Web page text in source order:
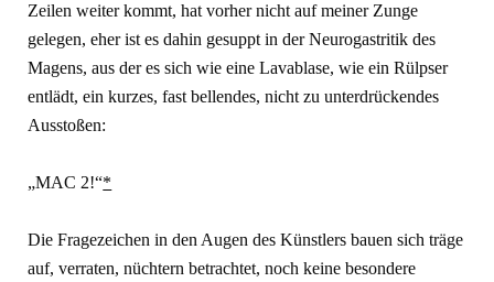
Zeilen weiter kommt, hat vorher nicht auf meiner Zunge
gelegen, eher ist es dahin gesuppt in der Neurogastritik des
Magens, aus der es sich wie eine Lavablase, wie ein Rülpser
entlädt, ein kurzes, fast bellendes, nicht zu unterdrückendes
Ausstoßen:
„MAC 2!“*
Die Fragezeichen in den Augen des Künstlers bauen sich träge
auf, verraten, nüchtern betrachtet, noch keine besondere